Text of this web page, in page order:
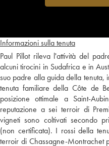
Informazioni sulla tenuta
Paul Pillot rileva l'attività del
alcuni tirocini in Sudafrica e in
suo padre alla guida della tenuta,
tenuta familiare della Côte de
posizione ottimale a Saint-
reputazione a sei terroir di
vigneti sono coltivati secondo
(non certificata). I rossi della
terroir di Chassagne-Montrachet